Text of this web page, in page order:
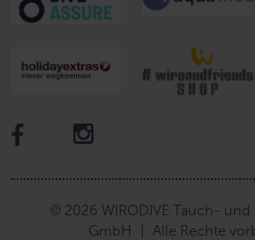
© 2026 WIRODIVE Tauch- und
GmbH
Alle Rechte